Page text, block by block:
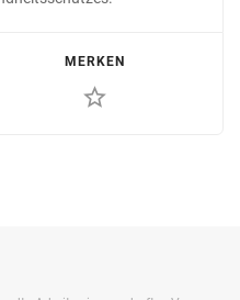
MERKEN
star_border